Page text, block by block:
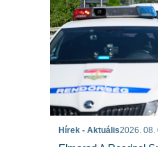
Hírek - Aktuális2026. 08.